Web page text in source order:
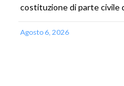
costituzione di parte civile
Agosto 6, 2026